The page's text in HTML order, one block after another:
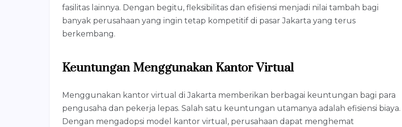
fasilitas lainnya. Dengan begitu, fleksibilitas dan efisiensi menjadi nilai tambah bagi
banyak perusahaan yang ingin tetap kompetitif di pasar Jakarta yang terus
berkembang.
Keuntungan Menggunakan Kantor Virtual
Menggunakan kantor virtual di Jakarta memberikan berbagai keuntungan bagi para
pengusaha dan pekerja lepas. Salah satu keuntungan utamanya adalah efisiensi biaya.
Dengan mengadopsi model kantor virtual, perusahaan dapat menghemat